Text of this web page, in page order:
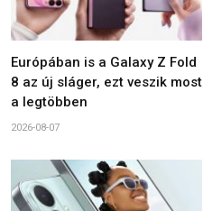
Európában is a Galaxy Z Fold
8 az új sláger, ezt veszik most
a legtöbben
2026-08-07